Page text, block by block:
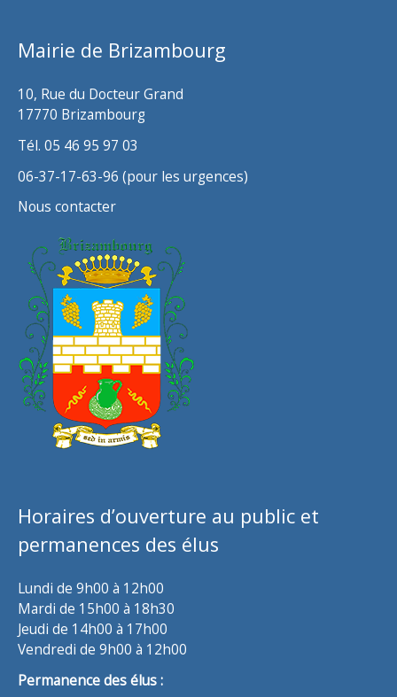
Mairie de Brizambourg
10, Rue du Docteur Grand
17770 Brizambourg
Tél. 05 46 95 97 03
06-37-17-63-96 (pour les urgences)
Nous contacter
Horaires d’ouverture au public et
permanences des élus
Lundi de 9h00 à 12h00
Mardi de 15h00 à 18h30
Jeudi de 14h00 à 17h00
Vendredi de 9h00 à 12h00
Permanence des élus :